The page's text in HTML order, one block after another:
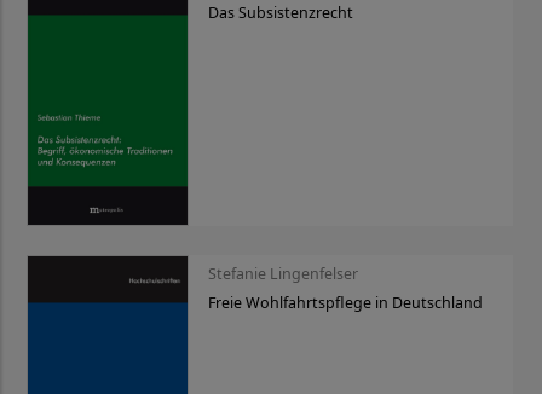
Das Subsistenzrecht
Stefanie Lingenfelser
Freie Wohlfahrtspflege in Deutschland